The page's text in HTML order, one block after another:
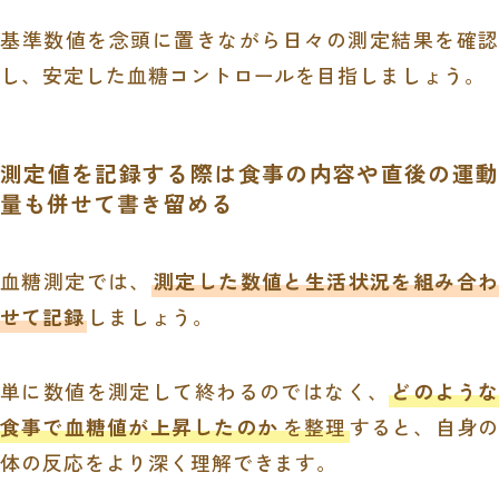
基準数値を念頭に置きながら日々の測定結果を確認
し、安定した血糖コントロールを目指しましょう。
測定値を記録する際は食事の内容や直後の運動
量も併せて書き留める
血糖測定では、 測定した数値と生活状況を組み合わ
せて記録しましょう。
単に数値を測定して終わるのではなく、どのような
食事で血糖値が上昇したのかを整理すると、自身の
体の反応をより深く理解できます。